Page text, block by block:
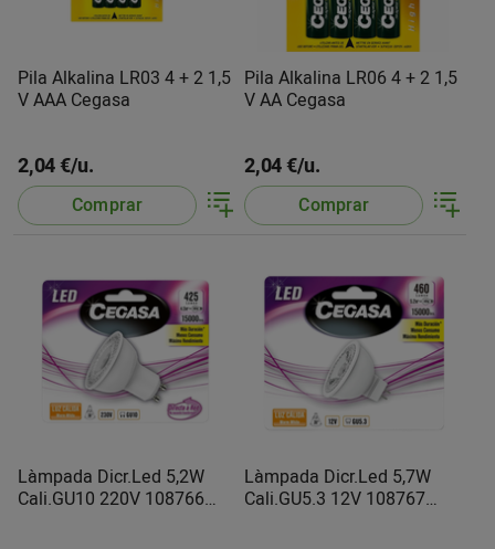
Pila Alkalina LR03 4 + 2 1,5
V AAA Cegasa
2,04 €/u.
Comprar
Pila Alkalina LR06 4 + 2 1,5
V AA Cegasa
2,04 €/u.
Comprar
Làmpada Dicr.Led 5,2W
Cali.GU10 220V 108766
Làmpada Dicr.Led 5,7W
Cali.GU5.3 12V 108767